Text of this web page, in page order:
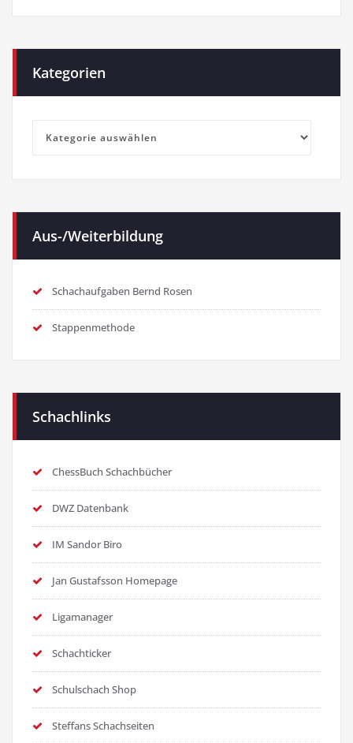
Kategorien
Kategorien
Aus-/Weiterbildung
Schachaufgaben Bernd Rosen
Stappenmethode
Schachlinks
ChessBuch Schachbücher
DWZ Datenbank
IM Sandor Biro
Jan Gustafsson Homepage
Ligamanager
Schachticker
Schulschach Shop
Steffans Schachseiten